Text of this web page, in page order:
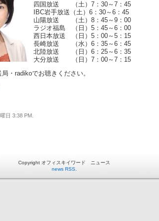
四国放送 （土）7：30～7：45
IBC岩手放送（土）6：30～6：45
山陽放送 （土）8：45～9：00
ラジオ福島 （日）5：45～6：00
西日本放送 （日）5：00～5：15
長崎放送 （水）6：35～6：45
北陸放送 （日）6：25～6：35
大分放送 （日）7：00～7：15
・radikoでお聴きください。
日 3:38 PM.
Copyright オフィスキイワード ニュース
news RSS.